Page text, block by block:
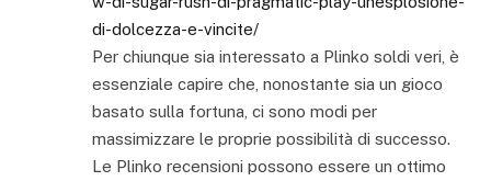
di-dolcezza-e-vincite/
Per chiunque sia interessato a Plinko soldi veri, è
essenziale capire che, nonostante sia un gioco
basato sulla fortuna, ci sono modi per
massimizzare le proprie possibilità di successo.
Le Plinko recensioni possono essere un ottimo